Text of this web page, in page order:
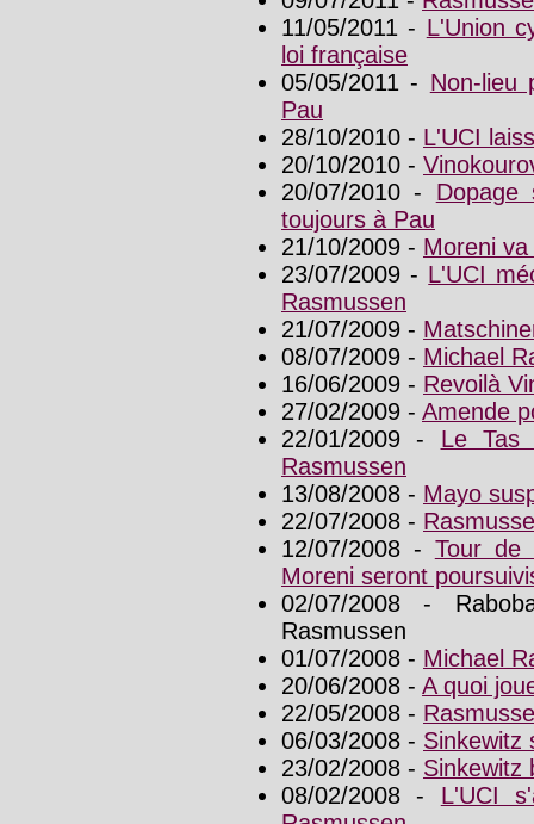
11/05/2011 - L'Union
loi française
05/05/2011 - Non-lieu
Pau
28/10/2010 - L'UCI
20/10/2010 -
20/07/2010 -
toujours à Pau
21/10/2009 - Moreni
23/07/2009 - L'UCI
Rasmussen
21/07/2009 -
08/07/2009 - Michael
16/06/2009 - Revoilà
27/02/2009 - Amende
22/01/2009 - Le Tas
Rasmussen
13/08/2008 - Mayo
22/07/2008 -
12/07/2008 - Tour de
Moreni seront
02/07/2008 -
Rasmussen
01/07/2008 - Michael
20/06/2008 - A quoi
22/05/2008 -
06/03/2008 - Sinkewitz
23/02/2008 - Sinkewitz
08/02/2008 - L'UCI